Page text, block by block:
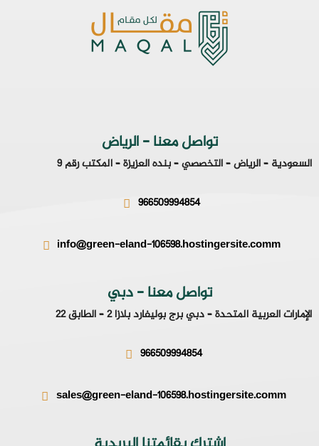
تواصل معنا - الرياض
السعودية – الرياض – التخصصي – بنده العزيزة – المكتب رقم 9
966509994854
info@green-eland-106598.hostingersite.comm
تواصل معنا - دبي
الإمارات العربية المتحدة – دبي برج بوليفارد بلازا 2 – الطابق 22
966509994854
sales@green-eland-106598.hostingersite.comm